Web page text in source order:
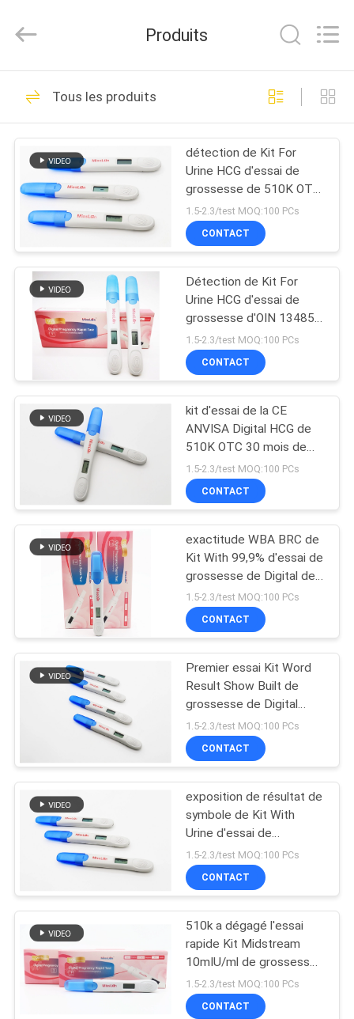
MAISON
PRODUITS
AU
SUJET
NOUS
VISITE
D'USINE
CONTRÔLE
QUALITÉ
CONTACTEZ-
NOUS
NOUVELLES
DEMANDEZ
UNE
CITATION
DU
SITE
PRIVACY
POLICY
Guangzhou
Decheng
All
Reserved.
Kit d'essai de hCG
de Digital
60
Kit d'essai de main
gauche de Digital
12
Kit d'essai de DOA
11
Système
d'Immunofluorecense
Animal familier
Test&Equipment
rapide
6
Essai de maladie
infectieuse
Produits
Tous les produits
détection de Kit For
Urine HCG d'essai de
grossesse de 510K OTC
Digital
1.5-2.3/test MOQ:100 PCs
CONTACT
Détection de Kit For
Urine HCG d'essai de
grossesse d'OIN 13485
Digital
1.5-2.3/test MOQ:100 PCs
CONTACT
kit d'essai de la CE
ANVISA Digital HCG de
510K OTC 30 mois de
durée de conservation
1.5-2.3/test MOQ:100 PCs
CONTACT
exactitude WBA BRC de
Kit With 99,9% d'essai de
grossesse de Digital de
la CE d'OIN 510K
1.5-2.3/test MOQ:100 PCs
CONTACT
Premier essai Kit Word
Result Show Built de
grossesse de Digital
dans la batterie
1.5-2.3/test MOQ:100 PCs
CONTACT
exposition de résultat de
symbole de Kit With
Urine d'essai de
grossesse de Digital de
la CE 510K
1.5-2.3/test MOQ:100 PCs
CONTACT
510k a dégagé l'essai
rapide Kit Midstream
10mIU/ml de grossesse
de Digital
1.5-2.3/test MOQ:100 PCs
CONTACT